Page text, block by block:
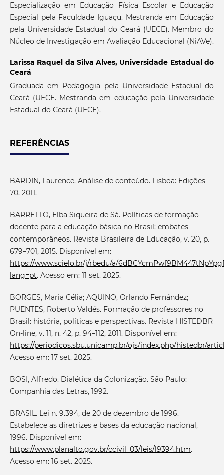
Especialização em Educação Física Escolar e Educação
Especial pela Faculdade Iguaçu. Mestranda em Educação
pela Universidade Estadual do Ceará (UECE). Membro do
Núcleo de Investigação em Avaliação Educacional (NiAVe).
Larissa Raquel da Silva Alves, Universidade Estadual do
Ceará
Graduada em Pedagogia pela Universidade Estadual do
Ceará (UECE. Mestranda em educação pela Universidade
Estadual do Ceará (UECE).
REFERÊNCIAS
BARDIN, Laurence. Análise de conteúdo. Lisboa: Edições
70, 2011.
BARRETTO, Elba Siqueira de Sá. Políticas de formação
docente para a educação básica no Brasil: embates
contemporâneos. Revista Brasileira de Educação, v. 20, p.
679–701, 2015. Disponível em:
https://www.scielo.br/j/rbedu/a/
lang=pt. Acesso em: 11 set. 2025.
BORGES, Maria Célia; AQUINO, Orlando Fernández;
PUENTES, Roberto Valdés. Formação de professores no
Brasil: história, políticas e perspectivas. Revista HISTEDBR
On-line, v. 11, n. 42, p. 94–112, 2011. Disponível em:
https://periodicos.sbu.unicamp.br/ojs/index.php/histedbr/
Acesso em: 17 set. 2025.
BOSI, Alfredo. Dialética da Colonização. São Paulo:
Companhia das Letras, 1992.
BRASIL. Lei n. 9.394, de 20 de dezembro de 1996.
Estabelece as diretrizes e bases da educação nacional,
1996. Disponível em:
https://www.planalto.gov.br/ccivil_03/leis/l9394.htm.
Acesso em: 16 set. 2025.